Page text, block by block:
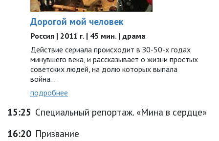
Дорогой мой человек
Россия | 2011 г. | 45 мин. | драма
Действие сериала происходит в З0-50-x годах
минувшего века, и рассказывает o жизни простых
советских людей, на долю которых выпала
война...
подробнее
15:25 Специальный репортаж. «Мина в сердце»
16:20 Призвание